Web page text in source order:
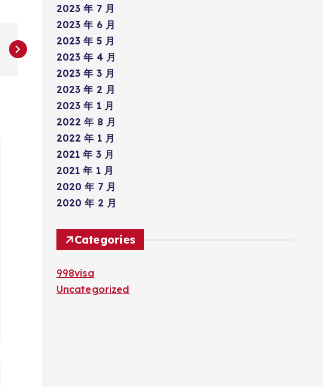
2023 年 7 月
2023 年 6 月
2023 年 5 月
2023 年 4 月
2023 年 3 月
2023 年 2 月
2023 年 1 月
2022 年 8 月
2022 年 1 月
2021 年 3 月
2021 年 1 月
2020 年 7 月
2020 年 2 月
Categories
998visa
Uncategorized